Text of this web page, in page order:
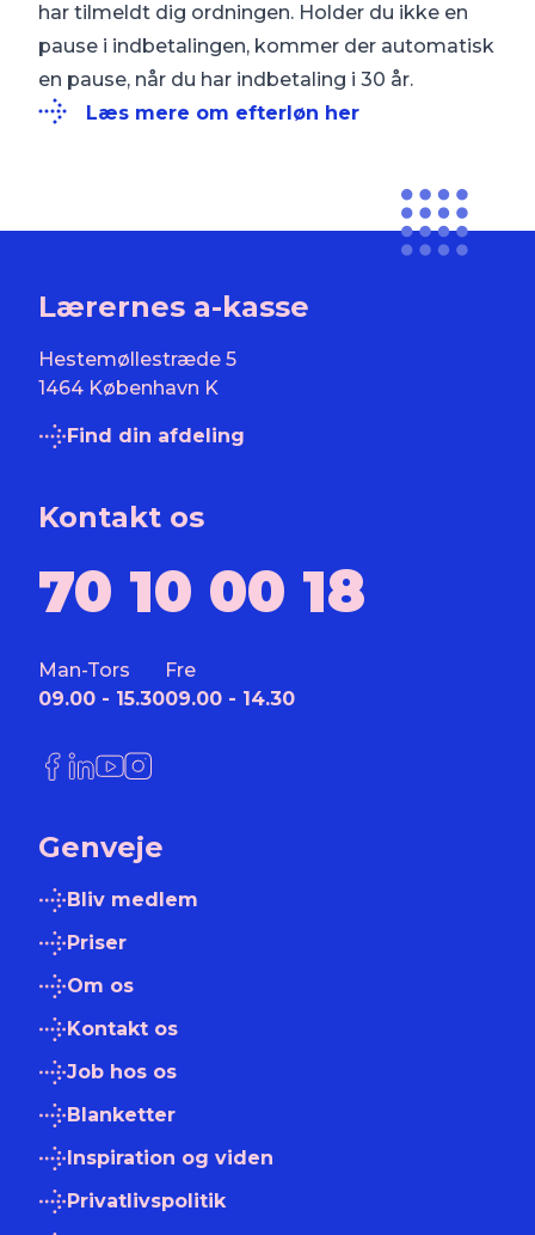
har tilmeldt dig ordningen. Holder du ikke en
pause i indbetalingen, kommer der automatisk
en pause, når du har indbetaling i 30 år.
Læs mere om efterløn her
Lærernes a-kasse
Hestemøllestræde 5
1464 København K
Find din afdeling
Kontakt os
70 10 00 18
Man-Tors
09.00 - 15.30
Fre
09.00 - 14.30
Link til Facebook
Link til LinkedIn
Link til YouTube
Link til Instagram
Genveje
Bliv medlem
Priser
Om os
Kontakt os
Job hos os
Blanketter
Inspiration og viden
Privatlivspolitik